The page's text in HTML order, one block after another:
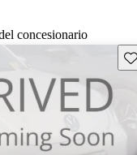
concesionario